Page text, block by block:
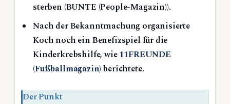
sterben (BUNTE (People-Magazin)).
Nach der Bekanntmachung organisierte
Koch noch ein Benefizspiel für die
Kinderkrebshilfe, wie11FREUNDE
(Fußballmagazin) berichtete.
Der Punkt